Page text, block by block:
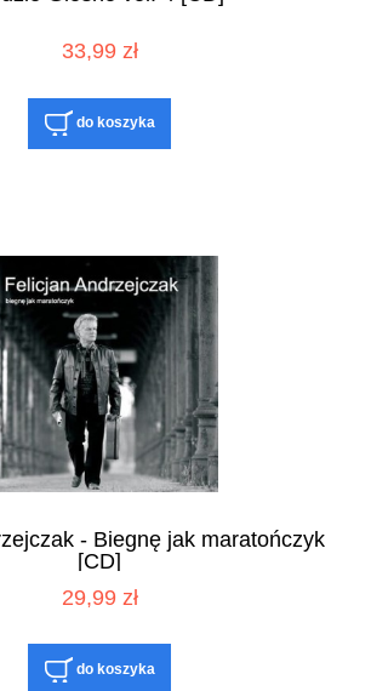
33,99 zł
do koszyka
- Biegnę jak maratończyk
[CD]
29,99 zł
do koszyka